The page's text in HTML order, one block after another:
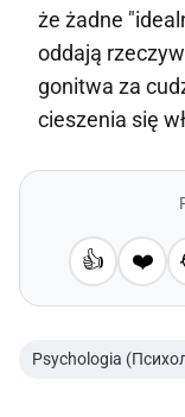
że żadne
oddają
gonitwa za
cieszenia się
👍 ❤️
Psychologia